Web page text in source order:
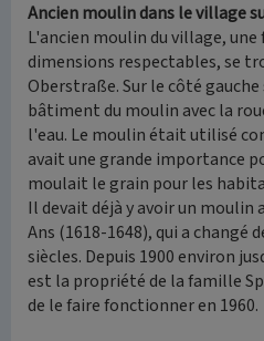
Ancien moulin dans le village
L'ancien moulin du village,
dimensions respectables, se
Oberstraße. Sur le côté
bâtiment du moulin avec la
l'eau. Le moulin était utilisé
avait une grande importance
moulait le grain pour les
Il devait déjà y avoir un moulin
Ans (1618-1648), qui a changé
siècles. Depuis 1900 environ
est la propriété de la famille
de le faire fonctionner en 1960.